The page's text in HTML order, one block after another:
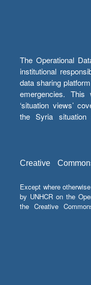
The Operational
institutional
data sharing
emergencies. This
‘situation views’
the Syria
Creative
Except where
by UNHCR on the
the Creative